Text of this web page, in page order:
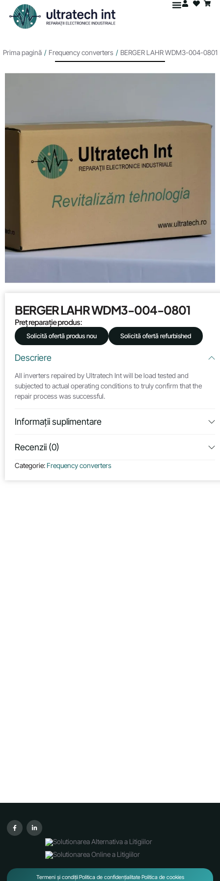
Prima pagină / Frequency converters / BERGER LAHR WDM3-004-0801
BERGER LAHR WDM3-004-0801
Preț reparație produs:
Solicită ofertă produs nou Solicită ofertă refurbished
Descriere
All inverters repaired by Ultratech Int will be load tested and
subjected to actual operating conditions to truly confirm that the
repair process was successful.
Informații suplimentare
Recenzii (0)
Categorie: Frequency converters
Termeni și condițiiPolitica de confidențialitatePolitica de cookies